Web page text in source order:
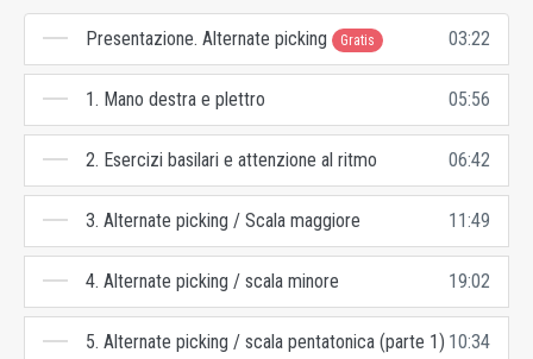
Presentazione. Alternate picking Gratis 03:22
1. Mano destra e plettro 05:56
2. Esercizi basilari e attenzione al ritmo 06:42
3. Alternate picking / Scala maggiore 11:49
4. Alternate picking / scala minore 19:02
5. Alternate picking / scala pentatonica (parte 1) 10:34